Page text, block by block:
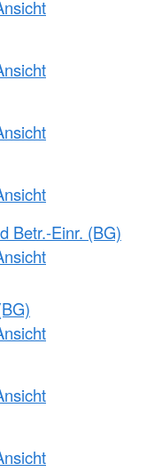
Betr.-Einr. (BG)